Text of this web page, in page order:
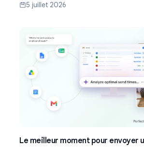
5 juillet 2026
Le meilleur moment pour envoyer